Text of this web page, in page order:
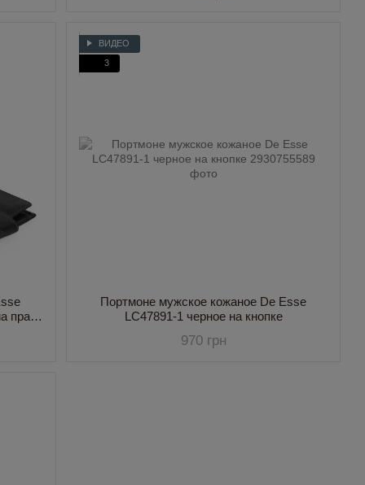
права
ВИДЕО
3
Портмоне мужское кожаное De Esse
LC47891-1 черное на кнопке
970 грн